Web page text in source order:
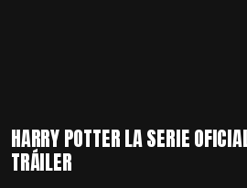
HARRY POTTER LA SERIE
TRÁILER